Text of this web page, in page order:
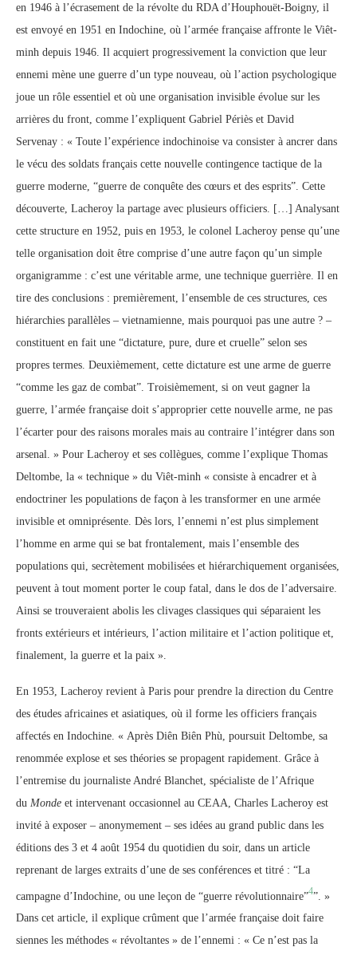
en 1946 à l’écrasement de la révolte du RDA d’Houphouët-Boigny, il
est envoyé en 1951 en Indochine, où l’armée française affronte le Viêt-
minh depuis 1946. Il acquiert progressivement la conviction que leur
ennemi mène une guerre d’un type nouveau, où l’action psychologique
joue un rôle essentiel et où une organisation invisible évolue sur les
arrières du front, comme l’expliquent Gabriel Périès et David
Servenay : « Toute l’expérience indochinoise va consister à ancrer dans
le vécu des soldats français cette nouvelle contingence tactique de la
guerre moderne, “guerre de conquête des cœurs et des esprits”. Cette
découverte, Lacheroy la partage avec plusieurs officiers. […] Analysant
cette structure en 1952, puis en 1953, le colonel Lacheroy pense qu’une
telle organisation doit être comprise d’une autre façon qu’un simple
organigramme : c’est une véritable arme, une technique guerrière. Il en
tire des conclusions : premièrement, l’ensemble de ces structures, ces
hiérarchies parallèles – vietnamienne, mais pourquoi pas une autre ? –
constituent en fait une “dictature, pure, dure et cruelle” selon ses
propres termes. Deuxièmement, cette dictature est une arme de guerre
“comme les gaz de combat”. Troisièmement, si on veut gagner la
guerre, l’armée française doit s’approprier cette nouvelle arme, ne pas
l’écarter pour des raisons morales mais au contraire l’intégrer dans son
arsenal. » Pour Lacheroy et ses collègues, comme l’explique Thomas
Deltombe, la « technique » du Viêt-minh « consiste à encadrer et à
endoctriner les populations de façon à les transformer en une armée
invisible et omniprésente. Dès lors, l’ennemi n’est plus simplement
l’homme en arme qui se bat frontalement, mais l’ensemble des
populations qui, secrètement mobilisées et hiérarchiquement organisées,
peuvent à tout moment porter le coup fatal, dans le dos de l’adversaire.
Ainsi se trouveraient abolis les clivages classiques qui séparaient les
fronts extérieurs et intérieurs, l’action militaire et l’action politique et,
finalement, la guerre et la paix ».
En 1953, Lacheroy revient à Paris pour prendre la direction du Centre
des études africaines et asiatiques, où il forme les officiers français
affectés en Indochine. « Après Diên Biên Phù, poursuit Deltombe, sa
renommée explose et ses théories se propagent rapidement. Grâce à
l’entremise du journaliste André Blanchet, spécialiste de l’Afrique
du Monde et intervenant occasionnel au CEAA, Charles Lacheroy est
invité à exposer – anonymement – ses idées au grand public dans les
éditions des 3 et 4 août 1954 du quotidien du soir, dans un article
reprenant de larges extraits d’une de ses conférences et titré : “La
campagne d’Indochine, ou une leçon de “guerre révolutionnaire”4”. »
Dans cet article, il explique crûment que l’armée française doit faire
siennes les méthodes « révoltantes » de l’ennemi : « Ce n’est pas la